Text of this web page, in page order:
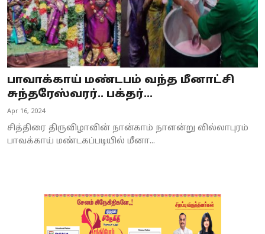
பாவாக்காய் மண்டபம் வந்த மீனாட்சி
சுந்தரேஸ்வரர்.. பக்தர்...
Apr 16, 2024
சித்திரை திருவிழாவின் நான்காம் நாளன்று வில்லாபுரம்
பாவக்காய் மண்டகப்படியில் மீனா...